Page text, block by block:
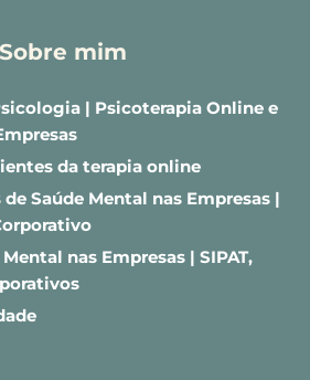
Sobre mim
| Psicoterapia Online e
da terapia online
Saúde Mental nas Empresas |
nas Empresas | SIPAT,